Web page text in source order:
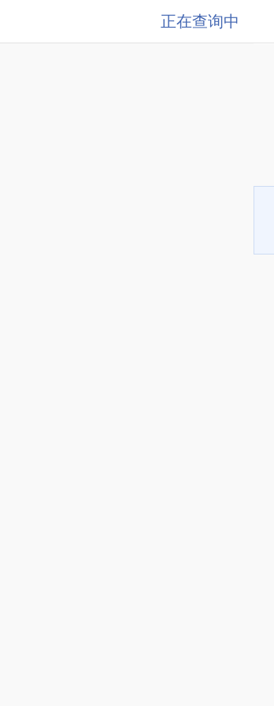
正在查询中